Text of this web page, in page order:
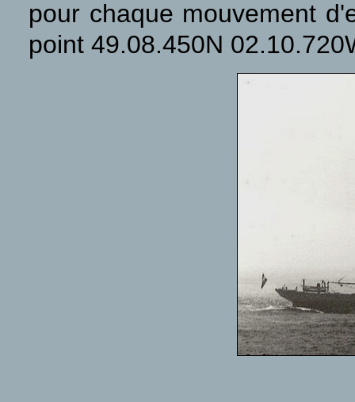
pour chaque mouvement
point 49.08.450N